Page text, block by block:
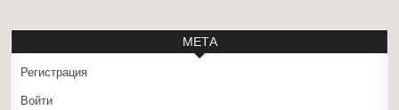
МЕТА
Регистрация
Войти